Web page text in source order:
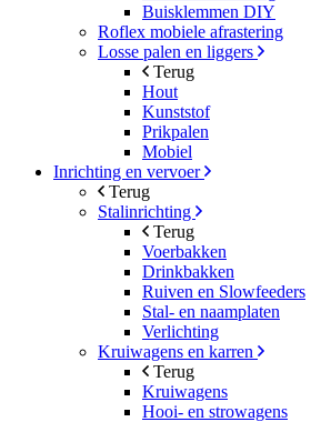
Buisklemmen DIY
Roflex mobiele afrastering
Losse palen en liggers
Terug
Hout
Kunststof
Prikpalen
Mobiel
Inrichting en vervoer
Terug
Stalinrichting
Terug
Voerbakken
Drinkbakken
Ruiven en Slowfeeders
Stal- en naamplaten
Verlichting
Kruiwagens en karren
Terug
Kruiwagens
Hooi- en strowagens